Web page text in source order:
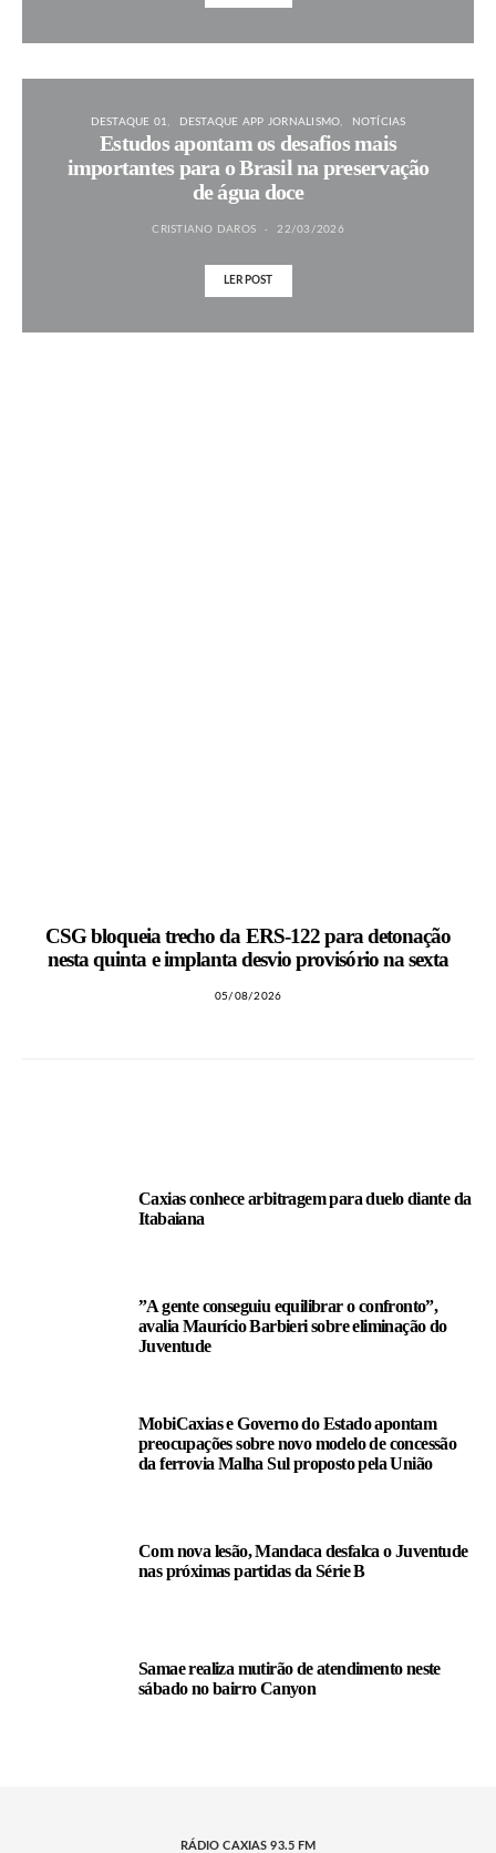
DESTAQUE 01 DESTAQUE APP JORNALISMO NOTÍCIAS
Estudos apontam os desafios mais
importantes para o Brasil na preservação
de água doce
CRISTIANO DAROS 22/03/2026
LER POST
CSG bloqueia trecho da ERS-122 para detonação
nesta quinta e implanta desvio provisório na sexta
05/08/2026
Caxias conhece arbitragem para duelo diante da
Itabaiana
”A gente conseguiu equilibrar o confronto”,
avalia Maurício Barbieri sobre eliminação do
Juventude
MobiCaxias e Governo do Estado apontam
preocupações sobre novo modelo de concessão
da ferrovia Malha Sul proposto pela União
Com nova lesão, Mandaca desfalca o Juventude
nas próximas partidas da Série B
Samae realiza mutirão de atendimento neste
sábado no bairro Canyon
RÁDIO CAXIAS 93.5 FM